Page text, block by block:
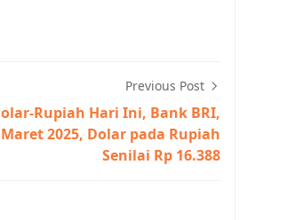
Previous Post
Rupiah Hari Ini, Bank BRI,
2025, Dolar pada Rupiah
Senilai Rp 16.388